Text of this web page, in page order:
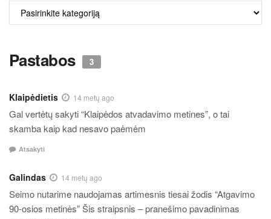
ALKO
TURINYS
Pastabos 3
Klaipėdietis 14 metų ago
Gal vertėtų sakyti “Klaipėdos atvadavimo metines”, o tai
skamba kaip kad nesavo paėmėm
Atsakyti
Galindas 14 metų ago
Seimo nutarime naudojamas artimesnis tiesai žodis “Atgavimo
90-osios metinės” Šis straipsnis – pranešimo pavadinimas